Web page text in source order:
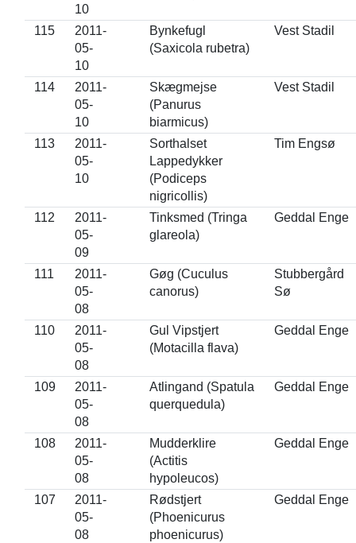
10
115
2011-
05-
10
Bynkefugl
(Saxicola rubetra)
Vest Stadil
114
2011-
05-
10
Skægmejse
(Panurus
biarmicus)
Vest Stadil
113
2011-
05-
10
Sorthalset
Lappedykker
(Podiceps
nigricollis)
Tim Engsø
112
2011-
05-
09
Tinksmed (Tringa
glareola)
Geddal Enge
111
2011-
05-
08
Gøg (Cuculus
canorus)
Stubbergård
Sø
110
2011-
05-
08
Gul Vipstjert
(Motacilla flava)
Geddal Enge
109
2011-
05-
08
Atlingand (Spatula
querquedula)
Geddal Enge
108
2011-
05-
08
Mudderklire
(Actitis
hypoleucos)
Geddal Enge
107
2011-
05-
08
Rødstjert
(Phoenicurus
phoenicurus)
Geddal Enge